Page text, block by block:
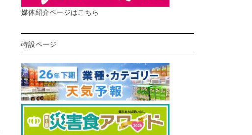
媒体紹介ページはこちら
特設ページ